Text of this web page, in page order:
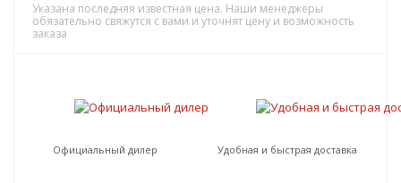
Указана последняя известная цена. Наши менеджеры
обязательно свяжутся с вами и уточнят цену и возможность
заказа
Официальный дилер Удобная и быстрая доставка